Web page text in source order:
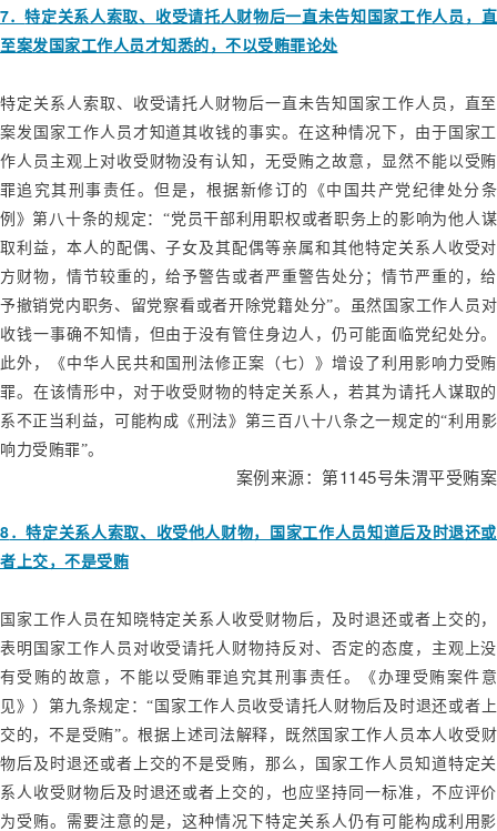
7．特定关系人索取、收受请托人财物后一直未告知国家工作人员，直
至案发国家工作人员才知悉的，不以受贿罪论处
特定关系人索取、收受请托人财物后一直未告知国家工作人员，直至
案发国家工作人员才知道其收钱的事实。在这种情况下，由于国家工
作人员主观上对收受财物没有认知，无受贿之故意，显然不能以受贿
罪追究其刑事责任。但是，根据新修订的《中国共产党纪律处分条
例》第八十条的规定：“党员干部利用职权或者职务上的影响为他人谋
取利益，本人的配偶、子女及其配偶等亲属和其他特定关系人收受对
方财物，情节较重的，给予警告或者严重警告处分；情节严重的，给
予撤销党内职务、留党察看或者开除党籍处分”。虽然国家工作人员对
收钱一事确不知情，但由于没有管住身边人，仍可能面临党纪处分。
此外，《中华人民共和国刑法修正案（七）》增设了利用影响力受贿
罪。在该情形中，对于收受财物的特定关系人，若其为请托人谋取的
系不正当利益，可能构成《刑法》第三百八十八条之一规定的“利用影
响力受贿罪”。
案例来源：第1145号朱渭平受贿案
8 ．特定关系人索取、收受他人财物，国家工作人员知道后及时退还或
者上交，不是受贿
国家工作人员在知晓特定关系人收受财物后，及时退还或者上交的，
表明国家工作人员对收受请托人财物持反对、否定的态度，主观上没
有受贿的故意，不能以受贿罪追究其刑事责任。《办理受贿案件意
见》）第九条规定：“国家工作人员收受请托人财物后及时退还或者上
交的，不是受贿”。根据上述司法解释，既然国家工作人员本人收受财
物后及时退还或者上交的不是受贿，那么，国家工作人员知道特定关
系人收受财物后及时退还或者上交的，也应坚持同一标准，不应评价
为受贿。需要注意的是，这种情况下特定关系人仍有可能构成利用影